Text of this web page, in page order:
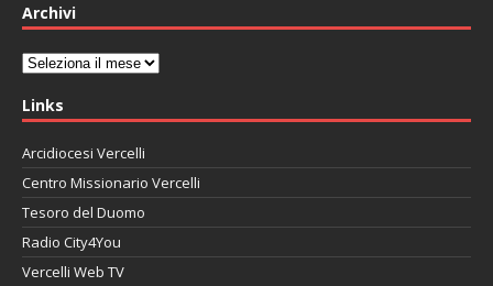
Archivi
Archivi
Links
Arcidiocesi Vercelli
Centro Missionario Vercelli
Tesoro del Duomo
Radio City4You
Vercelli Web TV